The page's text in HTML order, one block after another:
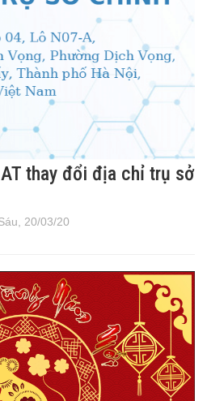
thay đổi địa chỉ trụ sở
20/03/20